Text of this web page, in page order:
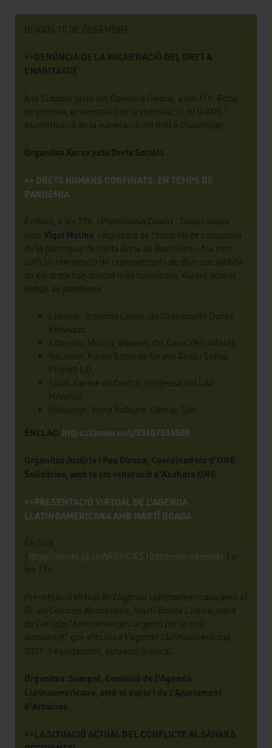
DIJOUS 10 DE DESEMBRE
>>DENÚNCIA DE LA VULNERACIÓ DEL DRET A
L'HABITATGE
A la Subdelegació del Govern a Girona, a les 11h. Roda
de premsa, presentació de la reactivació de la XDS i
escenificació de la vulneració del dret a l'habitatge
Organitza Xarxa pels Drets Socials
>> DRETS HUMANS CONFINATS, EN TEMPS DE
PANDÈMIA
En línia, a les 19h. (Plataforma Zoom). Taula rodona
amb Viqui Molins , impulsora de l'hospital de campanya
de la parròquia de santa Anna de Barcelona i fila zero
amb la intervenció de representants de diversos àmbits
on els drets han quedat més malmesos, durant aquest
temps de pandèmia:
Laboral: Jessenia Lagos, de l'Associació Dones
Endavant
Educatiu: Mònica Gibanel, del Casal dels Infants
Racisme: Karim Sabni de Girona Acull i Social
Project 4.0
Salut: Carme de Castro, metgessa del CAP
Montilivi
Habitatge: Flora Ridaura: Càritas Salt
ENLLAÇ: https://zoom.us/j/93407534508
Organitza Justícia i Pau Girona, Coordinadora d'ONG
Solidàries, amb la col·laboració d'Azahara ONG
>>PRESENTACIÓ VIRTUAL DE L'AGENDA
LLATINOAMERICANA AMB MARTÍ BOADA
En línia
https://meet.jit.si/ARBUCIES10desembreAgenda ) a
les 19h
Presentació virtual de l'Agenda Llatinoamericana amb el
Dr. en Ciències Ambientals, Martí Boada i Juncà, autor
de l'article "Aprenentatges urgents per la crisi
ambiental" que s'inclou a l'Agenda Llatinoamericana
2021. Seguidament, actuació musical.
Organitza: Soarpal, Comissió de l'Agenda
Llatinoamericana, amb el suport de l'Ajuntament
d'Arbúcies
>>LA SITUACIÓ ACTUAL DEL CONFLICTE AL SÀHARA